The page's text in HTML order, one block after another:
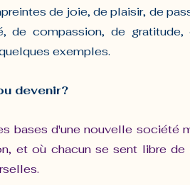
de joie, de plaisir, de
de compassion, de
exemples.
devenir?
bases d'une nouvelle société
et où chacun se sent libre de